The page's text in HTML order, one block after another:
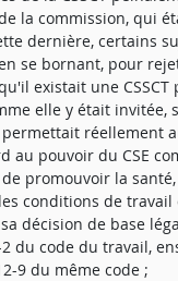
la commission, qui
dernière, certains
se bornant, pour
existait une
elle y était invitée,
permettait réellement
au pouvoir du CSE
promouvoir la
conditions de travail
décision de base
du code du travail,
9 du même code ;